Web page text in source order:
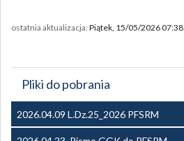
ostatnia aktualizacja: Piątek, 15/05/2026 07:38
Pliki do pobrania
2026.04.09 L.Dz.25_2026 PFSRM
do GGK_postulat związany z